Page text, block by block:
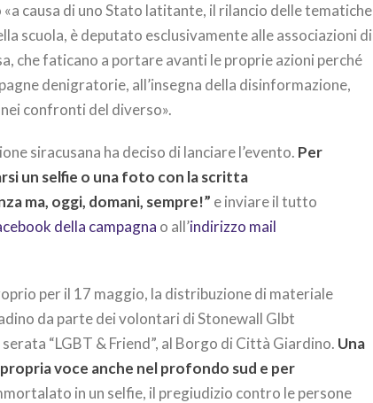
causa di uno Stato latitante, il rilancio delle tematiche
scuola, è deputato esclusivamente alle associazioni di
che faticano a portare avanti le proprie azioni perché
denigratorie, all’insegna della disinformazione,
confronti del diverso».
siracusana ha deciso di lanciare l’evento. Per
un selfie o una foto con la scritta
ma, oggi, domani, sempre!” e inviare il tutto
della campagna o all’indirizzo mail
per il 17 maggio, la distribuzione di materiale
da parte dei volontari di Stonewall Glbt
“LGBT & Friend”, al Borgo di Città Giardino. Una
voce anche nel profondo sud e per
in un selfie, il pregiudizio contro le persone